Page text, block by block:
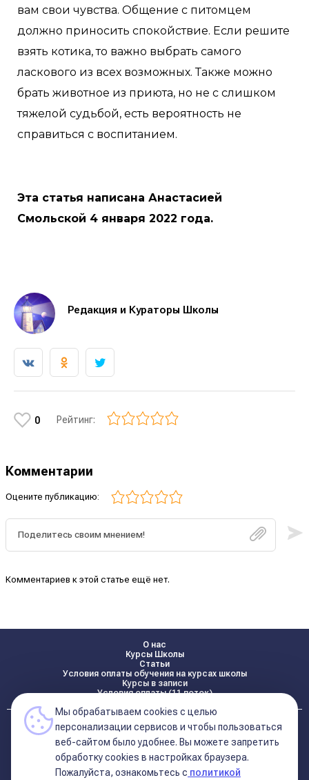
вам свои чувства. Общение с питомцем
должно приносить спокойствие. Если решите
взять котика, то важно выбрать самого
ласкового из всех возможных. Также можно
брать животное из приюта, но не с слишком
тяжелой судьбой, есть вероятность не
справиться с воспитанием.
Эта статья написана Анастасией
Смольской 4 января 2022 года.
Редакция и Кураторы Школы
0 Рейтинг:
Комментарии
Оцените публикацию:
Комментариев к этой статье ещё нет.
О нас
Курсы Школы
Статьи
Условия оплаты обучения на курсах школы
Курсы в записи
Условия оплаты (11 поток)
Реквизиты
Контакты
Политика конфиденциальности
Мы обрабатываем cookies с целью
персонализации сервисов и чтобы пользоваться
веб-сайтом было удобнее. Вы можете запретить
обработку сookies в настройках браузера.
Пожалуйста, ознакомьтесь с политикой